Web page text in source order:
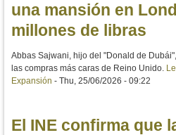
una mansión en
millones de libras
Abbas Sajwani, hijo del "Donald de
las compras más caras de Reino Unido.
Expansión - Thu, 25/06/2026 - 09:22
El INE confirma que